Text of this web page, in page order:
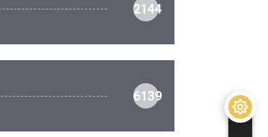
2144
6139